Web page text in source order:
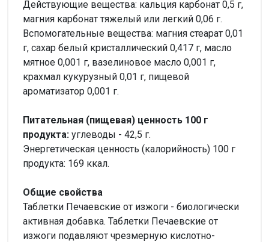
Действующие вещества: кальция карбонат 0,5 г,
магния карбонат тяжелый или легкий 0,06 г.
Вспомогательные вещества: магния стеарат 0,01
г, сахар белый кристаллический 0,417 г, масло
мятное 0,001 г, вазелиновое масло 0,001 г,
крахмал кукурузный 0,01 г, пищевой
ароматизатор 0,001 г.
Питательная (пищевая) ценность 100 г
продукта: углеводы - 42,5 г.
Энергетическая ценность (калорийность) 100 г
продукта: 169 ккал.
Общие свойства
Таблетки Печаевские от изжоги - биологически
активная добавка. Таблетки Печаевские от
изжоги подавляют чрезмерную кислотно-